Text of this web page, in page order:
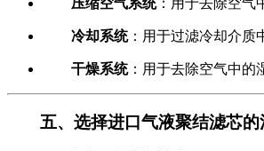
冷却系统：用于过滤冷却介质
干燥系统：用于去除空气中的
五、选择进口气液聚结滤芯